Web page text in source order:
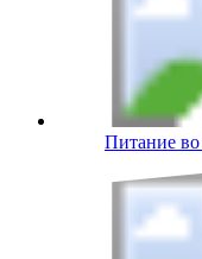
Питание